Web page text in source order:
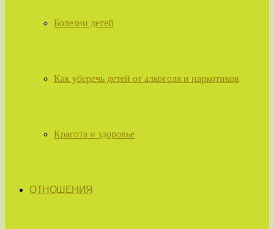
Болезни детей
Как уберечь детей от алкоголя и наркотиков
Красота и здоровье
ОТНОШЕНИЯ